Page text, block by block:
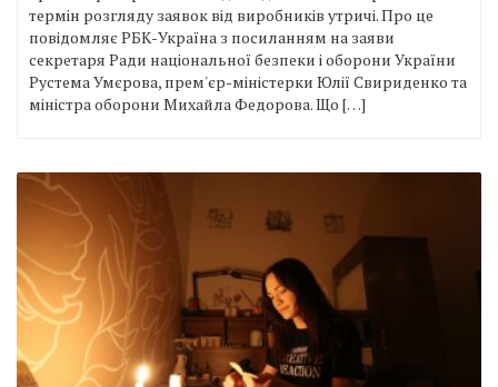
термін розгляду заявок від виробників утричі. Про це
повідомляє РБК-Україна з посиланням на заяви
секретаря Ради національної безпеки і оборони України
Рустема Умєрова, прем'єр-міністерки Юлії Свириденко та
міністра оборони Михайла Федорова. Що […]